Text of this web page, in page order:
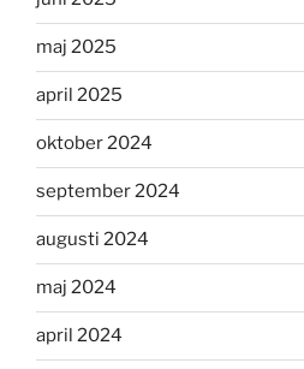
maj 2025
april 2025
oktober 2024
september 2024
augusti 2024
maj 2024
april 2024